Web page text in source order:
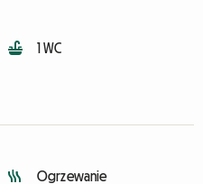
1 WC
Ogrzewanie